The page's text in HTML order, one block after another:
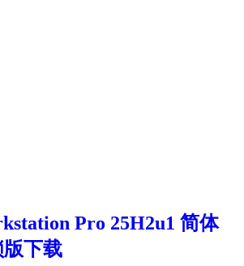
Pro 25H2u1 简体
下载